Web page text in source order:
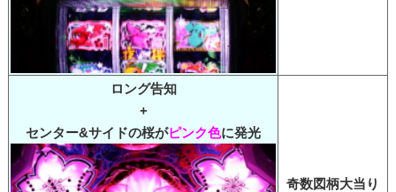
ロング告知
+
センター&サイドの桜がピンク色に発光
奇数図柄大当り